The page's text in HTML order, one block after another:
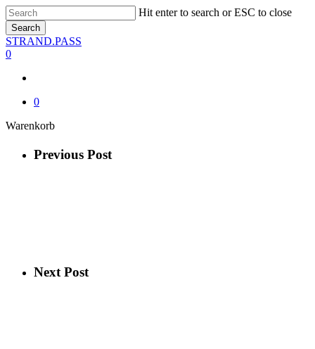
Skip
to
main
content
Hit enter to search or ESC to close
Search
Close
Search
STRAND.PASS
0
0
WarenkorbClose
Previous Post
Next Post